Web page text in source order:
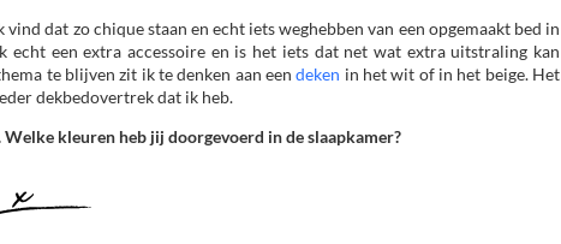
dat zo chique staan en echt iets weghebben van een opgemaakt bed in
echt een extra accessoire en is het iets dat net wat extra uitstraling kan
te blijven zit ik te denken aan eendeken in het wit of in het beige. Het
dekbedovertrek dat ik heb.
Welke kleuren heb jij doorgevoerd in de slaapkamer?